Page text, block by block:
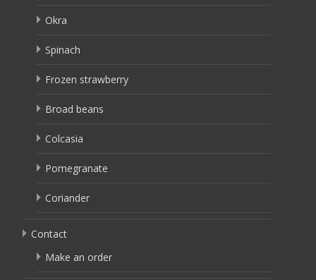
Okra
Spinach
Frozen strawberry
Broad beans
Colcasia
Pomegranate
Coriander
Contact
Make an order